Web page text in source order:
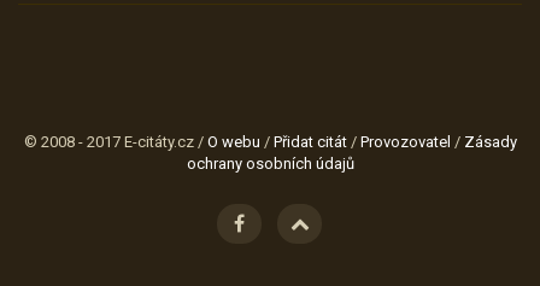
© 2008 - 2017 E-citáty.cz / O webu / Přidat citát/ Provozovatel / Zásady
ochrany osobních údajů